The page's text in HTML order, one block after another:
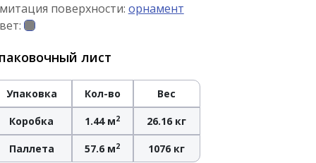
поверхности: орнамент
лист
Упаковка Кол-во Вес
Коробка 1.44 м2 26.16 кг
Паллета 57.6 м2 1076 кг